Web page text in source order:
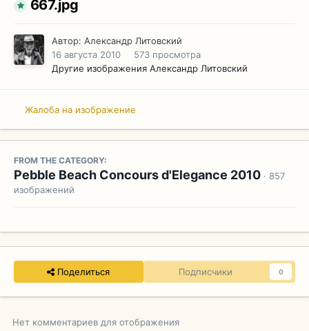
667.jpg
Автор: Александр Литовский
16 августа 2010
573 просмотра
Другие изображения Александр Литовский
Жалоба на изображение
FROM THE CATEGORY:
Pebble Beach Concours d'Elegance 2010 · 857
изображений
Поделиться Подписчики 0
Нет комментариев для отображения